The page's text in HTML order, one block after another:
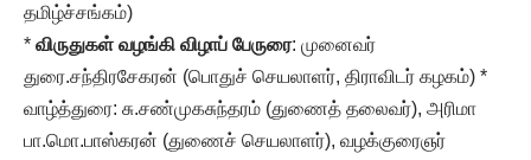
தமிழ்ச்சங்கம்)
* விருதுகள் வழங்கி விழாப் பேருரை: முனைவர்
துரை.சந்திரசேகரன் (பொதுச் செயலாளர், திராவிடர் கழகம்) *
வாழ்த்துரை: சு.சண்முகசுந்தரம் (துணைத் தலைவர்), அரிமா
பா.மொ.பாஸ்கரன் (துணைச் செயலாளர்), வழக்குரைஞர்